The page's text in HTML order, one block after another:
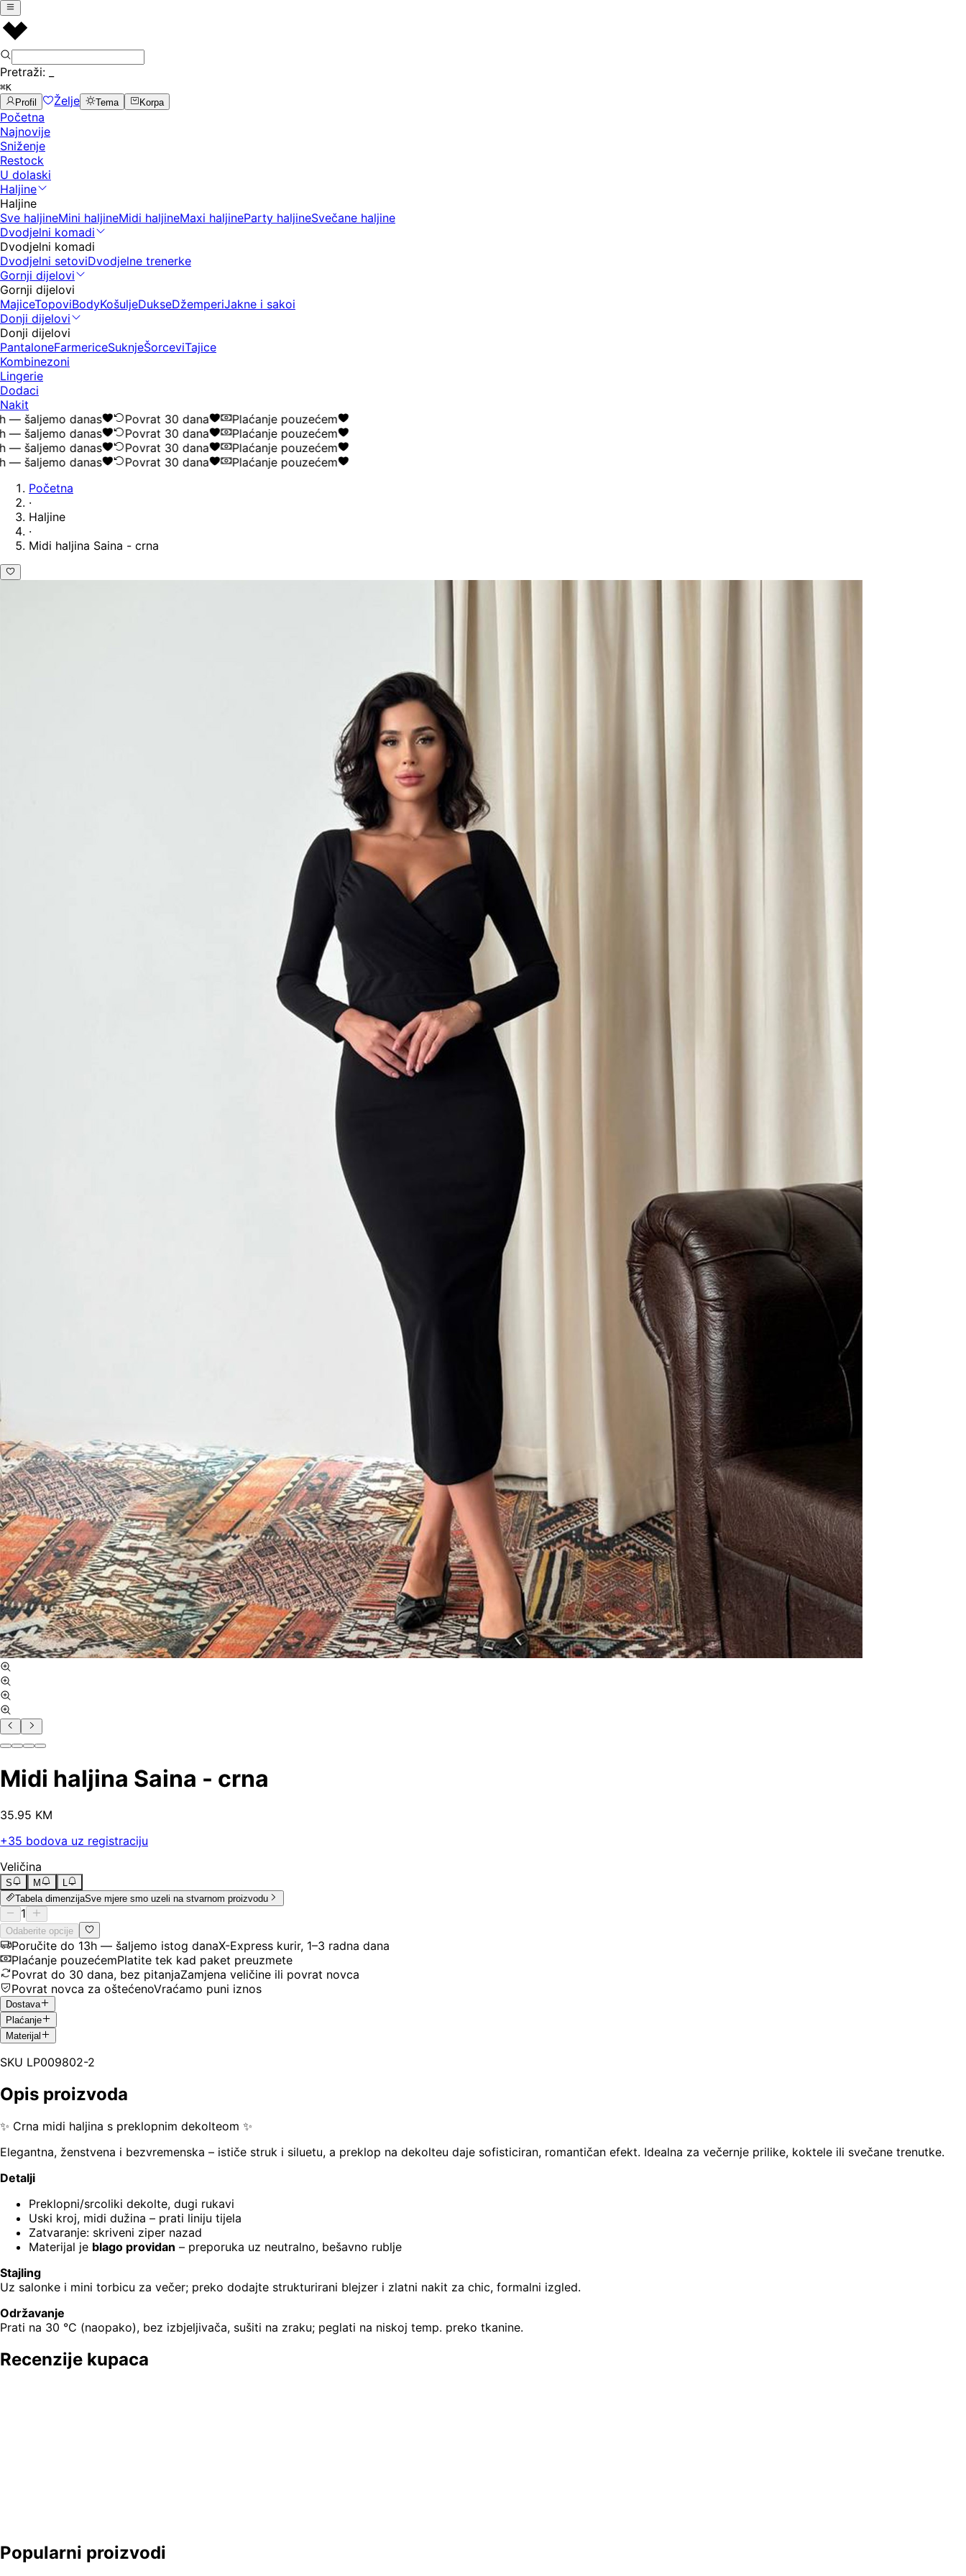
Pretraži:
⌘K
Profil
Želje Tema Korpa
Početna
Najnovije
Sniženje
Restock
U dolaski
Haljine
Haljine
Sve haljineMini haljineMidi haljineMaxi haljineParty haljineSvečane haljine
Dvodjelni komadi
Dvodjelni komadi
Dvodjelni setoviDvodjelne trenerke
Gornji dijelovi
Gornji dijelovi
MajiceTopoviBodyKošuljeDukseDžemperiJakne i sakoi
Donji dijelovi
Donji dijelovi
PantaloneFarmericeSuknjeŠorceviTajice
Kombinezoni
Lingerie
Dodaci
Nakit
danas
Povrat 30 dana
Plaćanje pouzećem
danas
Povrat 30 dana
Plaćanje pouzećem
danas
Povrat 30 dana
Plaćanje pouzećem
danas
Povrat 30 dana
Plaćanje pouzećem
Početna
·
Haljine
·
Midi haljina Saina - crna
Midi haljina Saina - crna
35.95 KM
+35 bodova uz registraciju
Veličina
S M
L
Tabela dimenzijaSve mjere smo uzeli na stvarnom proizvodu
1
Odaberite opcije
Poručite do 13h — šaljemo istog danaX-Express kurir, 1–3 radna dana
Plaćanje pouzećemPlatite tek kad paket preuzmete
Povrat do 30 dana, bez pitanjaZamjena veličine ili povrat novca
Povrat novca za oštećenoVraćamo puni iznos
Dostava
Plaćanje
Materijal
SKU LP009802-2
Opis proizvoda
✨ Crna midi haljina s preklopnim dekolteom ✨
Elegantna, ženstvena i bezvremenska – ističe struk i siluetu, a preklop na dekolteu daje sofisticiran, romantičan efekt. Idealna za večernje prilike, koktele ili svečane trenutke.
Detalji
Preklopni/srcoliki dekolte, dugi rukavi
Uski kroj, midi dužina – prati liniju tijela
Zatvaranje: skriveni ziper nazad
Materijal je blago providan – preporuka uz neutralno, bešavno rublje
Stajling
Uz salonke i mini torbicu za večer; preko dodajte strukturirani blejzer i zlatni nakit za chic, formalni izgled.
Održavanje
Prati na 30 °C (naopako), bez izbjeljivača, sušiti na zraku; peglati na niskoj temp. preko tkanine.
Recenzije kupaca
Popularni proizvodi